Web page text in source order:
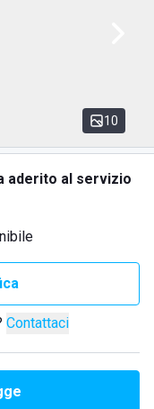
10
aderito al servizio
Contattaci